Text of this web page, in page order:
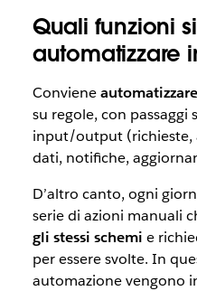
Quali funzioni
automatizzare
Conviene
su regole, con passaggi
input/output (richieste,
dati, notifiche,
D’altro canto, ogni
serie di azioni manuali
gli stessi schemi e
per essere svolte. In
automazione vengono